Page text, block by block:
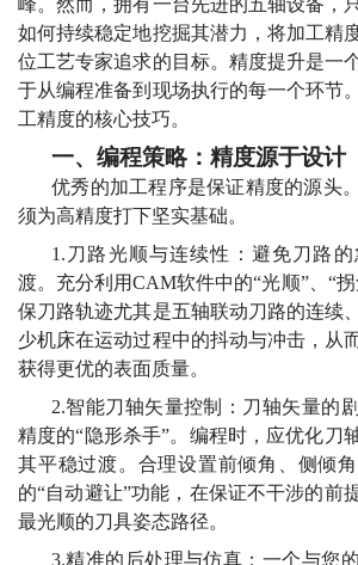
峰。然而，拥有一台先进的五轴设备，
如何持续稳定地挖掘其潜力，将加工精
位工艺专家追求的目标。精度提升是一
于从编程准备到现场执行的每一个环节
工精度的核心技巧。
一、编程策略：精度源于设计
优秀的加工程序是保证精度的源头
须为高精度打下坚实基础。
1.刀路光顺与连续性：避免刀路
渡。充分利用CAM软件中的“光顺”、“
保刀路轨迹尤其是五轴联动刀路的连续
少机床在运动过程中的抖动与冲击，从
获得更优的表面质量。
2.智能刀轴矢量控制：刀轴矢量的
精度的“隐形杀手”。编程时，应优化刀
其平稳过渡。合理设置前倾角、侧倾
的“自动避让”功能，在保证不干涉的前
最光顺的刀具姿态路径。
3.精准的后处理与仿真：一个与您